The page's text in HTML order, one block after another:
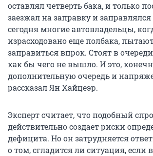
оставлял четверть бака, и только
заезжал на заправку и
сегодня многие автовладельцы,
израсходовано еще полбака,
заправиться впрок. Стоят в
как бы чего не вышло. И это,
дополнительную очередь и
рассказал Ян Хайцеэр.
Эксперт считает, что подобный
действительно создает риски
дефицита. Но он затрудняется
о том, сгладится ли ситуация, если